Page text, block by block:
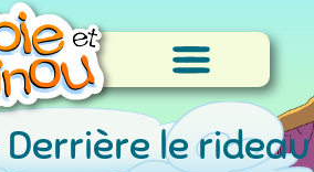
Derrière le rideau